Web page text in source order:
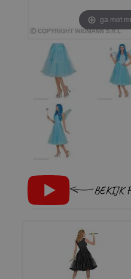
ga met
BEKIJK